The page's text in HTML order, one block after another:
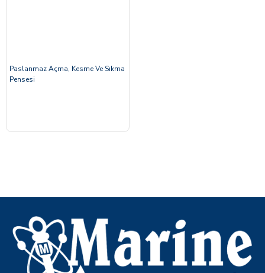
Paslanmaz Açma, Kesme Ve Sıkma
Pensesi